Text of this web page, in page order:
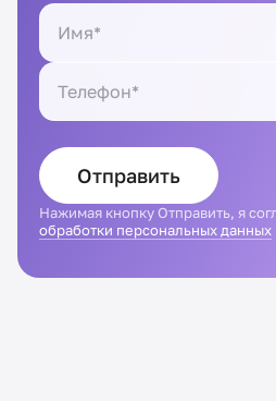
Отправить
Нажимая кнопку Отправить, я
обработки персональных данных